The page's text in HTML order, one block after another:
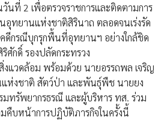
วันที่ 2 เพื่อตรวจราชการและติดตามการ
อุทยานแห่งชาติสิรินาถ ตลอดจนเร่งรัด
ดีกรณีบุกรุกพื้นที่อุทยานฯ อย่างใกล้ชิด
กดิ์ รองปลัดกระทรวง
งแวดล้อม พร้อมด้วย นายอรรถพล เจริญ
ห่งชาติ สัตว์ป่า และพันธุ์พืช นายยง
มทรัพยากรธรณี และผู้บริหาร ทส. ร่วม
คืบหน้าการปฏิบัติภารกิจในครั้งนี้